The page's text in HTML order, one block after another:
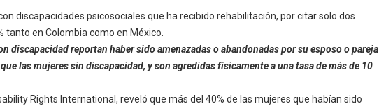
discapacidades psicosociales que ha recibido rehabilitación, por citar solo dos
tanto en Colombia como en México.
discapacidad reportan haber sido amenazadas o abandonadas por su esposo o pareja
las mujeres sin discapacidad, y son agredidas físicamente a una tasa de más de 10
Rights International, reveló que más del 40% de las mujeres que habían sido